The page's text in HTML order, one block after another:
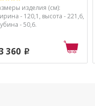
изделия (см):
- 120,1, высота - 221,6,
- 50,6.
360 p